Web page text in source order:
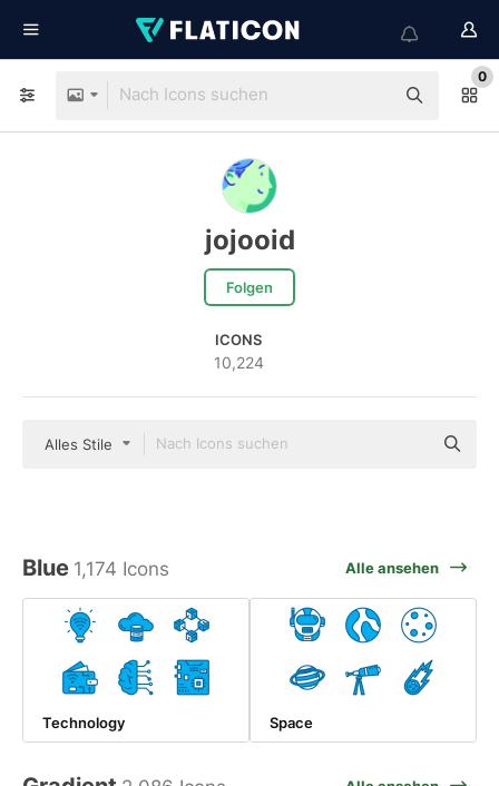
0
jojooid
Folgen
ICONS
10,224
Alles Stile
Blue 1,174 Icons Alle ansehen
Technology Space